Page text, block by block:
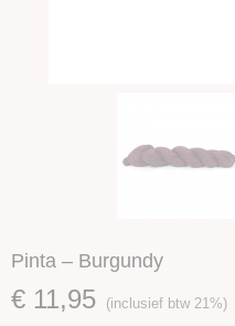
Pinta – Burgundy
€ 11,95 (inclusief btw 21%)